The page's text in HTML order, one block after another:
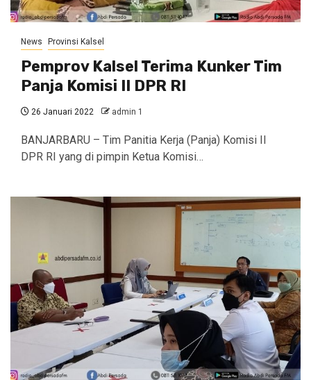
News Provinsi Kalsel
Pemprov Kalsel Terima Kunker Tim
Panja Komisi II DPR RI
26 Januari 2022 admin 1
BANJARBARU – Tim Panitia Kerja (Panja) Komisi II
DPR RI yang di pimpin Ketua Komisi…